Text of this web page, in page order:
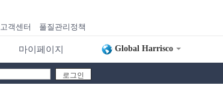
Global Harrisco
고객센터 풀질관리정책
마이페이지